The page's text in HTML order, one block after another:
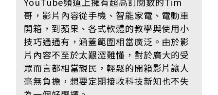
哥，影片內容從手機、智能家電、電動車
開箱，到蘋果、各式軟體的教學與使用小
技巧通通有，涵蓋範圍相當廣泛。由於影
片內容不至於太艱澀難懂，對於廣大的受
眾而言都相當親民，輕鬆的開箱影片讓人
毫無負擔 ，想要定期接收科技新知也不失